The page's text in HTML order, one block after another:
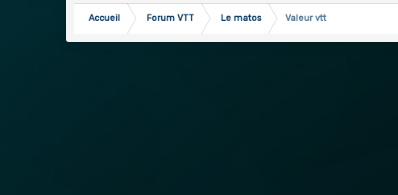
Accueil Forum VTT Le matos Valeur vtt